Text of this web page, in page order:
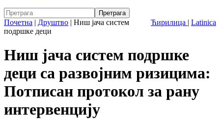
Ћирилица | Latinica
Почетна | Друштво | Ниш јача систем
подршке деци
Ниш јача систем подршке
деци са развојним ризицима:
Потписан протокол за рану
интервенцију